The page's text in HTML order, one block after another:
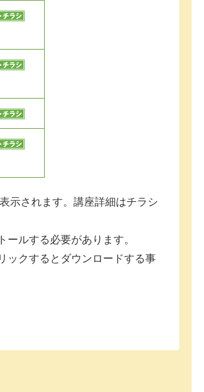
示されます。講座詳細はチラシ
ルする必要があります。
ックするとダウンロードする事